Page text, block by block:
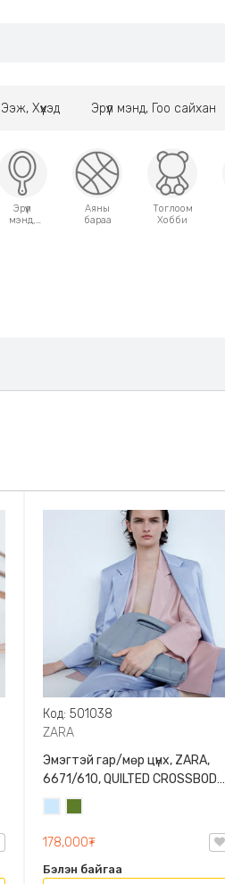
Ээж, Хүүхэд Эрүүл мэнд, Гоо сайхан
Эрүүл
мэнд,
Аяны
бараа
Тоглоом
Хобби
Код: 501038
ZARA
Эмэгтэй гар/мөр цүнх, ZARA,
6671/610, QUILTED CROSSBODY
BAG WITH HANDLE
178,000₮
Бэлэн байгаа